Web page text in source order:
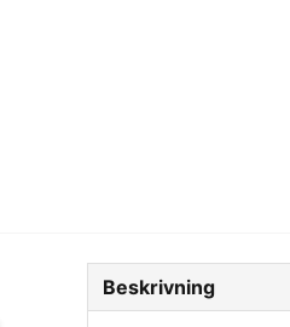
Beskrivning